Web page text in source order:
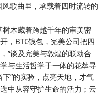
歌曲里，承载着四时流转的
树木藏着跨越千年的审美密
，BTC钱包，完美公司把四
”谈及完美与敦煌的联动合
与生活哲学于一体的花萃寻
”的实验，点亮天地，才气
中从容守护生命的活力；云